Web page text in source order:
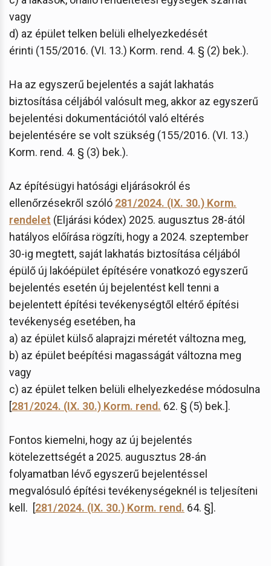
vagy
d) az épület telken belüli elhelyezkedését
érinti (155/2016. (VI. 13.) Korm. rend. 4. § (2) bek.).
Ha az egyszerű bejelentés a saját lakhatás
biztosítása céljából valósult meg, akkor az egyszerű
bejelentési dokumentációtól való eltérés
bejelentésére se volt szükség (155/2016. (VI. 13.)
Korm. rend. 4. § (3) bek.).
Az építésügyi hatósági eljárásokról és
ellenőrzésekről szóló 281/2024. (IX. 30.) Korm.
rendelet (Eljárási kódex) 2025. augusztus 28-ától
hatályos előírása rögzíti, hogy a 2024. szeptember
30-ig megtett, saját lakhatás biztosítása céljából
épülő új lakóépület építésére vonatkozó egyszerű
bejelentés esetén új bejelentést kell tenni a
bejelentett építési tevékenységtől eltérő építési
tevékenység esetében, ha
a) az épület külső alaprajzi méretét változna meg,
b) az épület beépítési magasságát változna meg
vagy
c) az épület telken belüli elhelyezkedése módosulna
[281/2024. (IX. 30.) Korm. rend. 62. § (5) bek.].
Fontos kiemelni, hogy az új bejelentés
kötelezettségét a 2025. augusztus 28-án
folyamatban lévő egyszerű bejelentéssel
megvalósuló építési tevékenységeknél is teljesíteni
kell. [281/2024. (IX. 30.) Korm. rend. 64. §].